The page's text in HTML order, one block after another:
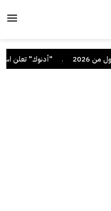
"أدنوك" تعلن